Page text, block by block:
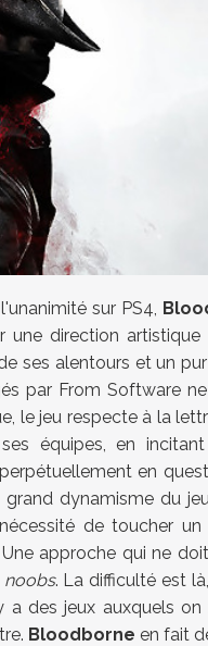
sur PS4,
direction artistique
ses alentours et un
par From Software
le jeu respecte à la
équipes, en
en
dynamisme du
de toucher
approche qui ne
noobs. La difficulté est
des jeux auxquels
Bloodborne en fait